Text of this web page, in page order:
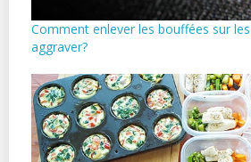
Comment enlever les bouffées sur
aggraver?